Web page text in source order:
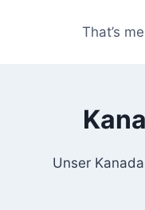
That’s me
Unser